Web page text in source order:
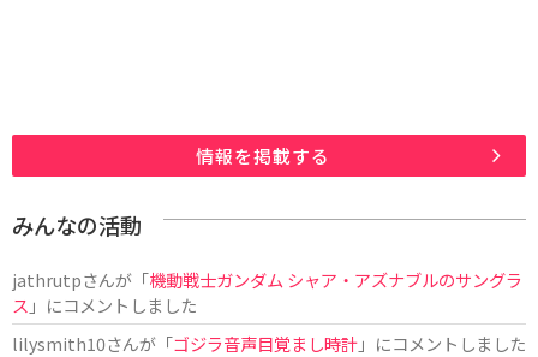
情報を掲載する
みんなの活動
jathrutpさんが「機動戦士ガンダム シャア・アズナブルのサングラ
ス 」にコメントしました
lilysmith10さんが「ゴジラ音声目覚まし時計」にコメントしました